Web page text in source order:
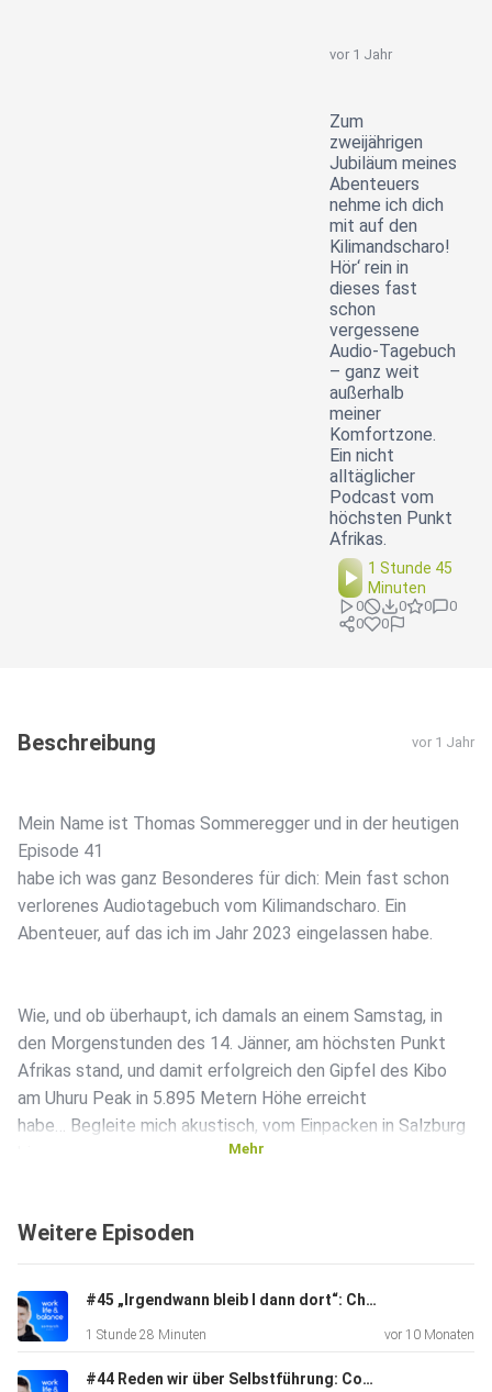
vor 1 Jahr
Zum
zweijährigen
Jubiläum meines
Abenteuers
nehme ich dich
mit auf den
Kilimandscharo!
Hör‘ rein in
dieses fast
schon
vergessene
Audio-Tagebuch
– ganz weit
außerhalb
meiner
Komfortzone.
Ein nicht
alltäglicher
Podcast vom
höchsten Punkt
Afrikas.
1 Stunde 45
Minuten
0 0 0
0
0
0
Beschreibung vor 1 Jahr
Mein Name ist Thomas Sommeregger und in der heutigen
Episode 41
habe ich was ganz Besonderes für dich: Mein fast schon
verlorenes Audiotagebuch vom Kilimandscharo. Ein
Abenteuer, auf das ich im Jahr 2023 eingelassen habe.
Wie, und ob überhaupt, ich damals an einem Samstag, in
den Morgenstunden des 14. Jänner, am höchsten Punkt
Afrikas stand, und damit erfolgreich den Gipfel des Kibo
am Uhuru Peak in 5.895 Metern Höhe erreicht
habe… Begleite mich akustisch, vom Einpacken in Salzburg
auf ein neues Erlebnis einlasse: Einen neuen Kontinent,
Menschen, sprichwörtlich unbekanntes Terrain mit fünf
Vegetationszonen in sieben Tagen. Und schließlich die
Herausforderung, einen der Seven Summits zu bewältigen.
Mehr
Weitere Episoden
#45 „Irgendwann bleib I dann dort“: Christina und Verena über das Leben im Ausland – und Reisen, die man nicht bucht, sondern wagt
1 Stunde 28 Minuten vor 10 Monaten
#44 Reden wir über Selbstführung: Coach Cathrin Niehues über die Transformation vom Funktionieren zum Gestalten